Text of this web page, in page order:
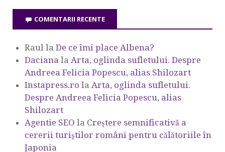
COMENTARII RECENTE
Raul la De ce îmi place Albena?
Daciana la Arta, oglinda sufletului. Despre
Andreea Felicia Popescu, alias Shilozart
Instapress.ro la Arta, oglinda sufletului.
Despre Andreea Felicia Popescu, alias
Shilozart
Agentie SEO la Creștere semnificativă a
cererii turiștilor români pentru călătoriile în
Japonia